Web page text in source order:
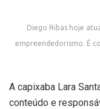
Diego Ribas hoje
empreendedorismo. É
A capixaba Lara
conteúdo e